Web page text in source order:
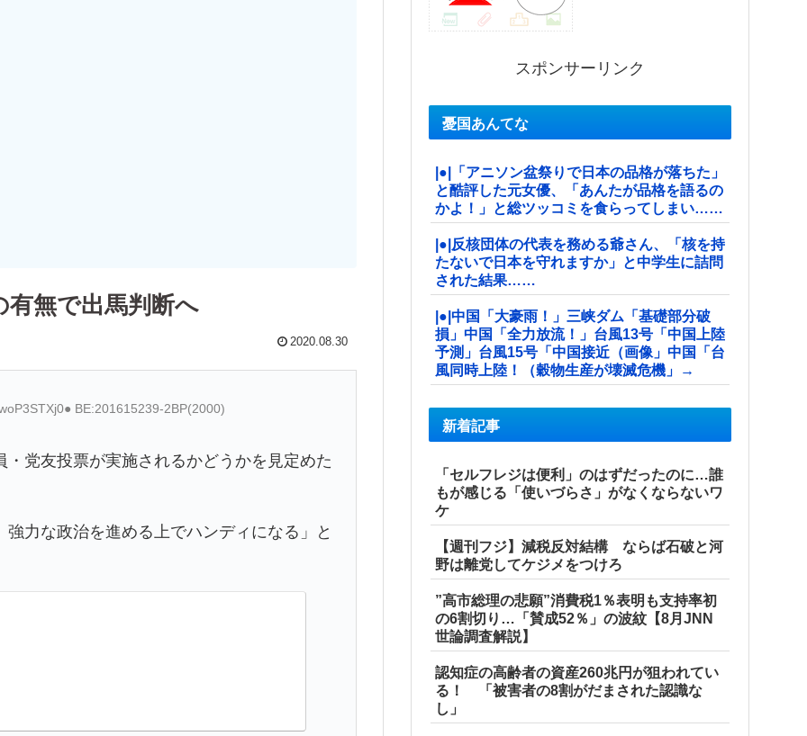
有無で出馬判断へ
2020.08.30
BE:201615239-2BP(2000)
党友投票が実施されるかどうかを見定めた
力な政治を進める上でハンディになる」と
スポンサーリンク
憂国あんてな
|●|「アニソン盆祭りで日本の品格が落ちた」
と酷評した元女優、「あんたが品格を語るの
かよ！」と総ツッコミを食らってしまい……
|●|反核団体の代表を務める爺さん、「核を持
たないで日本を守れますか」と中学生に詰問
された結果……
|●|中国「大豪雨！」三峡ダム「基礎部分破
損」中国「全力放流！」台風13号「中国上陸
予測」台風15号「中国接近（画像」中国「台
風同時上陸！（穀物生産が壊滅危機」→
新着記事
「セルフレジは便利」のはずだったのに…誰
もが感じる「使いづらさ」がなくならないワ
ケ
【週刊フジ】減税反対結構 ならば石破と河
野は離党してケジメをつけろ
”高市総理の悲願”消費税1％表明も支持率初
の6割切り…「賛成52％」の波紋【8月JNN
世論調査解説】
認知症の高齢者の資産260兆円が狙われてい
る！ 「被害者の8割がだまされた認識な
し」